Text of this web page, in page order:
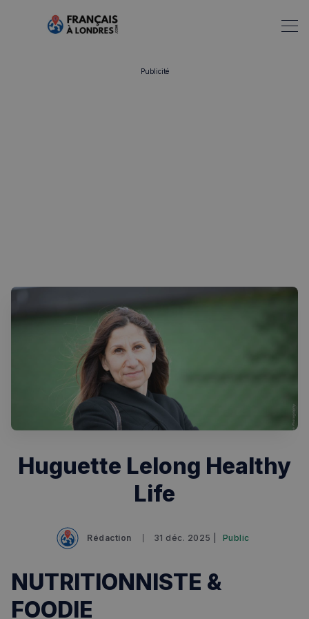
Recherche
Rechercher dans Français à Londres - Magazine
Annuaire des professionnels
Visites guidées
Publicité
Huguette Lelong Healthy
Life
Rédaction 31 déc. 2025 | Public
NUTRITIONNISTE &
FOODIE